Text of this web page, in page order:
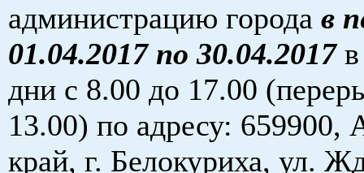
администрацию города в
01.04.2017 по 30.04.2017в
дни с 8.00 до 17.00
13.00) по адресу: 659900,
край, г. Белокуриха, ул.